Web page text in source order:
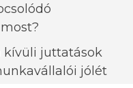
kívüli juttatások
jólét